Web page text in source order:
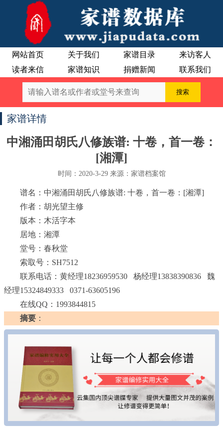
网站首页 关于我们 家谱目录
来访客人
读者来信
家谱知识 捐赠新闻 联系我们
家谱详情
中湘涌田胡氏八修族谱: 十卷，首一卷：
[湘潭]
时间：2020-3-29 来源：家谱档案馆
谱名：中湘涌田胡氏八修族谱: 十卷，首一卷：[湘潭]
作者：胡光望主修
版本：木活字本
居地：湘潭
堂号：春秋堂
索取号：SH7512
联系电话：黄经理18236959530 杨经理13838390836 魏
经理15324849333 0371-63605196
在线QQ：1993844815
摘要 ：